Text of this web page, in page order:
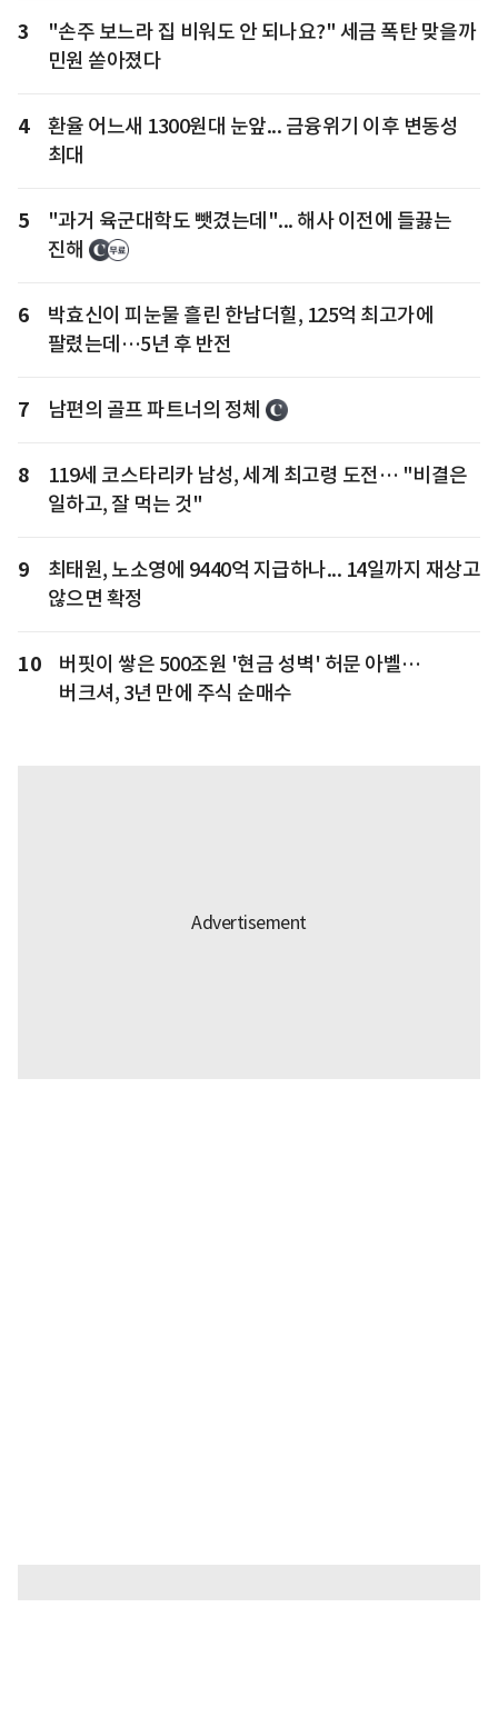
3
"손주 보느라 집 비워도 안 되나요?" 세금 폭탄 맞을까
민원 쏟아졌다
4
환율 어느새 1300원대 눈앞... 금융위기 이후 변동성
최대
5
"과거 육군대학도 뺏겼는데"... 해사 이전에 들끓는
진해
6
박효신이 피눈물 흘린 한남더힐, 125억 최고가에
팔렸는데…5년 후 반전
7 남편의 골프 파트너의 정체
8
119세 코스타리카 남성, 세계 최고령 도전… "비결은
일하고, 잘 먹는 것"
9
최태원, 노소영에 9440억 지급하나... 14일까지 재상고
않으면 확정
10
버핏이 쌓은 500조원 '현금 성벽' 허문 아벨…
버크셔, 3년 만에 주식 순매수